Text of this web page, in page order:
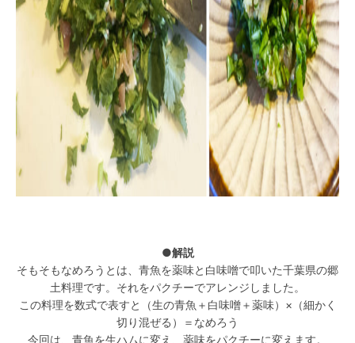
●解説
そもそもなめろうとは、青魚を薬味と白味噌で叩いた千葉県の郷
土料理です。それをパクチーでアレンジしました。
この料理を数式で表すと（生の青魚＋白味噌＋薬味）×（細かく
切り混ぜる）＝なめろう
今回は、青魚を生ハムに変え、薬味をパクチーに変えます。